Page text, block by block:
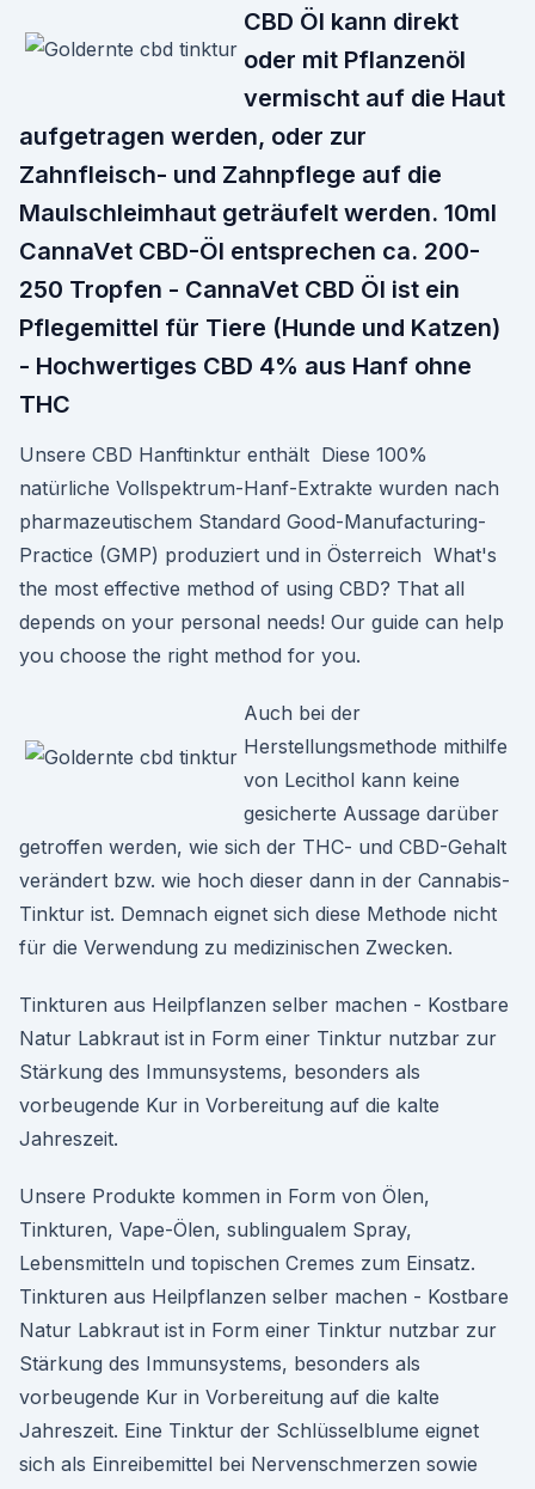
CBD Öl kann direkt
oder mit Pflanzenöl
vermischt auf die Haut
aufgetragen werden, oder zur
Zahnfleisch- und Zahnpflege auf die
Maulschleimhaut geträufelt werden. 10ml
CannaVet CBD-Öl entsprechen ca. 200-
250 Tropfen - CannaVet CBD Öl ist ein
Pflegemittel für Tiere (Hunde und Katzen)
- Hochwertiges CBD 4% aus Hanf ohne
THC
Unsere CBD Hanftinktur enthält Diese 100%
natürliche Vollspektrum-Hanf-Extrakte wurden nach
pharmazeutischem Standard Good-Manufacturing-
Practice (GMP) produziert und in Österreich What's
the most effective method of using CBD? That all
depends on your personal needs! Our guide can help
you choose the right method for you.
Auch bei der
Herstellungsmethode mithilfe
von Lecithol kann keine
gesicherte Aussage darüber
getroffen werden, wie sich der THC- und CBD-Gehalt
verändert bzw. wie hoch dieser dann in der Cannabis-
Tinktur ist. Demnach eignet sich diese Methode nicht
für die Verwendung zu medizinischen Zwecken.
Tinkturen aus Heilpflanzen selber machen - Kostbare
Natur Labkraut ist in Form einer Tinktur nutzbar zur
Stärkung des Immunsystems, besonders als
vorbeugende Kur in Vorbereitung auf die kalte
Jahreszeit.
Unsere Produkte kommen in Form von Ölen,
Tinkturen, Vape-Ölen, sublingualem Spray,
Lebensmitteln und topischen Cremes zum Einsatz.
Tinkturen aus Heilpflanzen selber machen - Kostbare
Natur Labkraut ist in Form einer Tinktur nutzbar zur
Stärkung des Immunsystems, besonders als
vorbeugende Kur in Vorbereitung auf die kalte
Jahreszeit. Eine Tinktur der Schlüsselblume eignet
sich als Einreibemittel bei Nervenschmerzen sowie